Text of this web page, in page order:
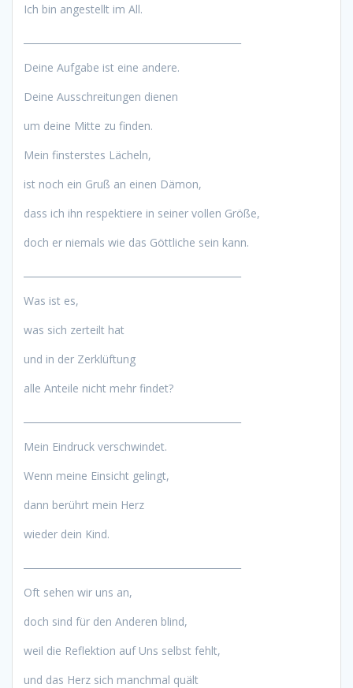
Ich bin angestellt im All.
Deine Aufgabe ist eine andere.
Deine Ausschreitungen dienen
um deine Mitte zu finden.
Mein finsterstes Lächeln,
ist noch ein Gruß an einen Dämon,
dass ich ihn respektiere in seiner vollen Größe,
doch er niemals wie das Göttliche sein kann.
Was ist es,
was sich zerteilt hat
und in der Zerklüftung
alle Anteile nicht mehr findet?
Mein Eindruck verschwindet.
Wenn meine Einsicht gelingt,
dann berührt mein Herz
wieder dein Kind.
Oft sehen wir uns an,
doch sind für den Anderen blind,
weil die Reflektion auf Uns selbst fehlt,
und das Herz sich manchmal quält